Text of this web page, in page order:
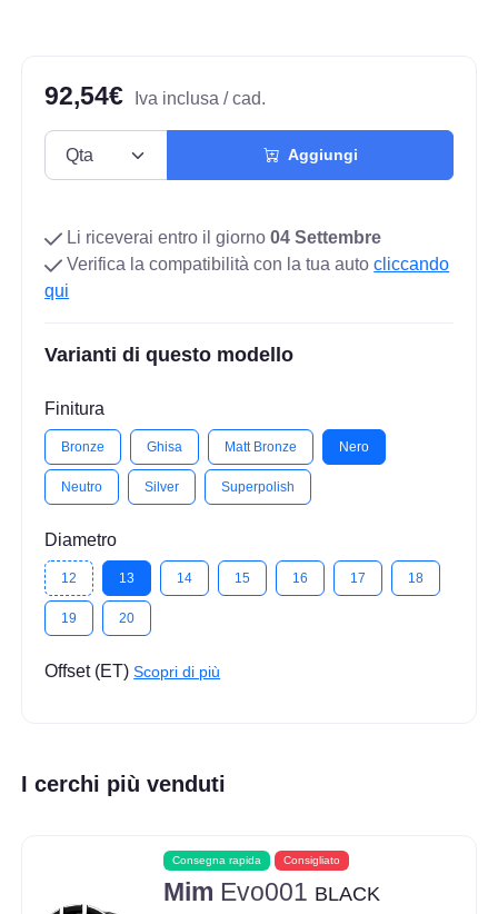
92,54€ Iva inclusa / cad.
Aggiungi
Li riceverai entro il giorno04 Settembre
Verifica la compatibilità con la tua autocliccando
qui
Varianti di questo modello
Finitura
Bronze Ghisa Matt Bronze Nero
Neutro Silver Superpolish
Diametro
12 13 14 15 16 17 18
19 20
Offset (ET)Scopri di più
I cerchi più venduti
Consegna rapida Consigliato
Mim Evo001 BLACK